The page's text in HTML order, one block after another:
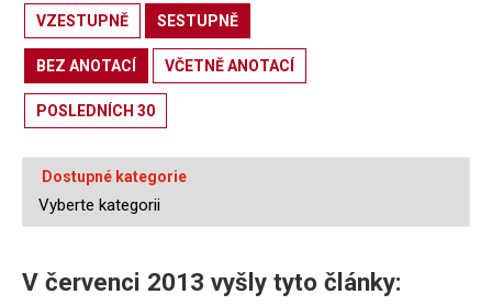
VZESTUPNĚ SESTUPNĚ
BEZ ANOTACÍ VČETNĚ ANOTACÍ
POSLEDNÍCH 30
Dostupné kategorie
V červenci 2013 vyšly tyto články: